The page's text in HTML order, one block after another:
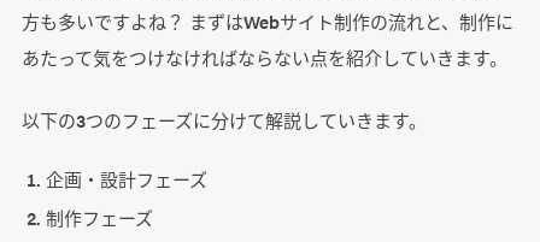
方も多いですよね？ まずはWebサイト制作の流れと、制作に
あたって気をつけなければならない点を紹介していきます。
以下の3つのフェーズに分けて解説していきます。
企画・設計フェーズ
制作フェーズ